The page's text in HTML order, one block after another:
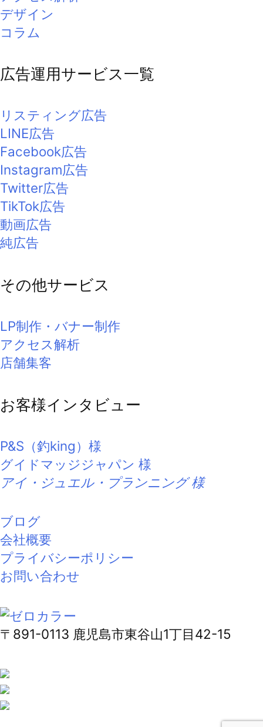
デザイン
コラム
広告運用サービス一覧
リスティング広告
LINE広告
Facebook広告
Instagram広告
Twitter広告
TikTok広告
動画広告
純広告
その他サービス
LP制作・バナー制作
アクセス解析
店舗集客
お客様インタビュー
P&S（釣king）様
グイドマッジジャパン 様
アイ・ジュエル・プランニング 様
ブログ
会社概要
プライバシーポリシー
お問い合わせ
〒891-0113 鹿児島市東谷山1丁目42-15